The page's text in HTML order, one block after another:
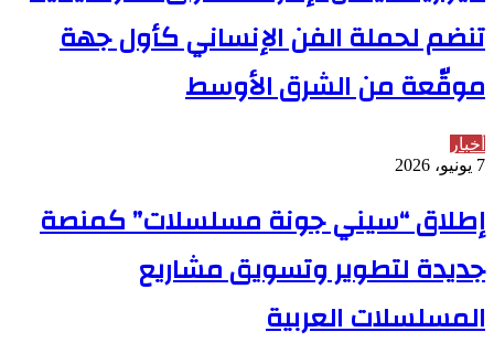
تنضم لحملة الفن الإنساني كأول جهة
موقّعة من الشرق الأوسط
أخبار
7 يونيو، 2026
إطلاق “سيني جونة مسلسلات” كمنصة
جديدة لتطوير وتسويق مشاريع
المسلسلات العربية